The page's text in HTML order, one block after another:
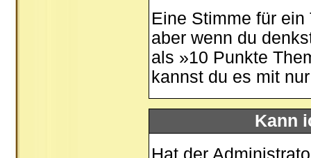
Eine Stimme für
aber wenn du
als »10 Punkte
kannst du es mit
Kann
Hat der